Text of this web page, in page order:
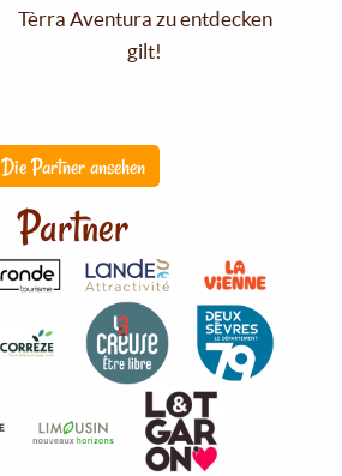
Tèrra Aventura zu entdecken
gilt!
Die Partner ansehen
Partner